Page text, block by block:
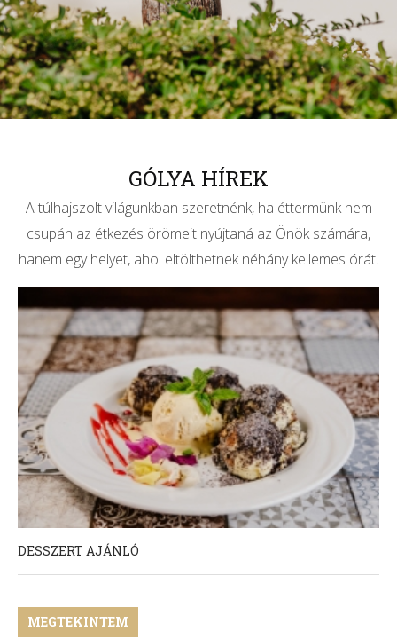
GÓLYA HÍREK
A túlhajszolt világunkban szeretnénk, ha éttermünk nem
csupán az étkezés örömeit nyújtaná az Önök számára,
hanem egy helyet, ahol eltölthetnek néhány kellemes órát.
DESSZERT AJÁNLÓ
MEGTEKINTEM